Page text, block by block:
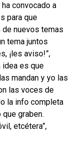
convocado a
para que
nuevos temas
tema juntos
¡les aviso!”,
idea es que
mandan y yo las
las voces de
la info completa
graben.
etcétera”,